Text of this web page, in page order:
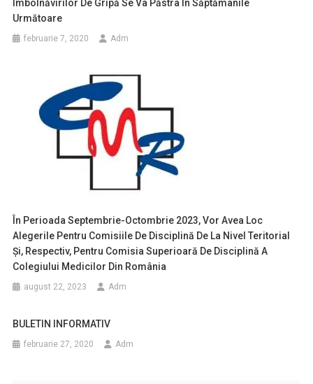
Îmbolnăvirilor De Gripă Se Va Păstra În Săptămânile
Următoare
februarie 7, 2020 Adm
În Perioada Septembrie-Octombrie 2023, Vor Avea Loc
Alegerile Pentru Comisiile De Disciplină De La Nivel Teritorial
Și, Respectiv, Pentru Comisia Superioară De Disciplină A
Colegiului Medicilor Din România
august 22, 2023 Adm
BULETIN INFORMATIV
februarie 27, 2020 Adm